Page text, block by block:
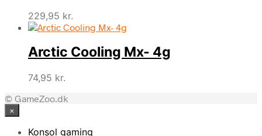
229,95 kr.
Arctic Cooling Mx- 4g
74,95 kr.
© GameZoo.dk
×
Konsol gaming